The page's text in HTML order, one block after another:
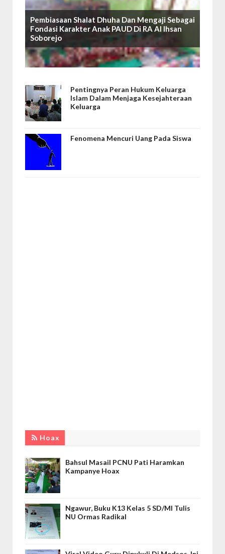
Pembiasaan Shalat Dhuha Dan Mengaji Sebagai
Fondasi Karakter Anak PAUD Di RA Al Ihsan
Soborejo
Pentingnya Peran Hukum Keluarga
Islam Dalam Menjaga Kesejahteraan
Keluarga
Fenomena Mencuri Uang Pada Siswa
Hoax
Bahsul Masail PCNU Pati Haramkan
Kampanye Hoax
Ngawur, Buku K13 Kelas 5 SD/MI Tulis
NU Ormas Radikal